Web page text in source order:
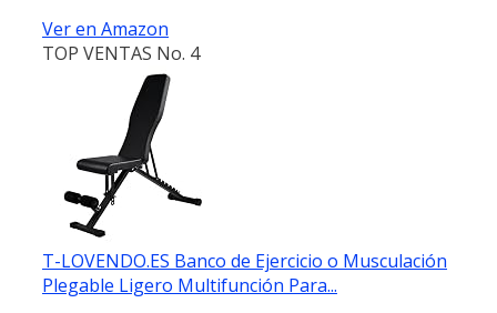
Ver en Amazon
TOP VENTAS No. 4
T-LOVENDO.ES Banco de Ejercicio o Musculación
Plegable Ligero Multifunción Para...